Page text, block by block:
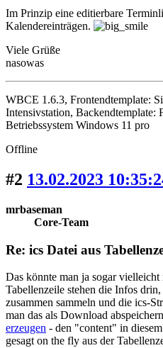
Im Prinzip eine editierbare
Kalendereinträgen.
Viele Grüße
nasowas
WBCE 1.6.3, Frontendtemplate:
Intensivstation, Backendtemplate:
Betriebssystem Windows 11 pro
Offline
#2 13.02.2023
mrbaseman
Core-Team
Re: ics Datei aus
Das könnte man ja sogar
Tabellenzeile stehen die Infos
zusammen sammeln und die ics-
man das als Download
erzeugen - den "content" in
gesagt on the fly aus der